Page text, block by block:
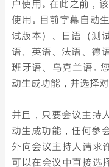
户使用。在此之前，
使用。目前字幕自动
试版本）、日语（测
语、英语、法语、德
班牙语、乌克兰语。
动生成功能，并选择对
并且，只要会议主持
动生成功能，任何参
外向会议主持人请求
可以在会议中直接选